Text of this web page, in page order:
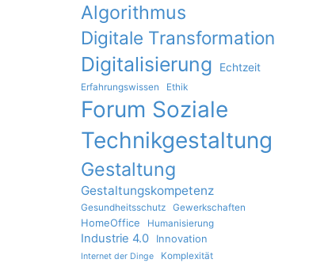
Algorithmus
Digitale Transformation
Digitalisierung Echtzeit
Erfahrungswissen Ethik
Forum Soziale
Technikgestaltung
Gestaltung
Gestaltungskompetenz
Gesundheitsschutz Gewerkschaften
HomeOffice Humanisierung
Industrie 4.0 Innovation
Internet der Dinge Komplexität